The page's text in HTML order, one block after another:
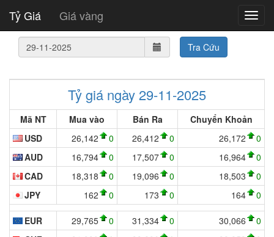
Tỷ Giá Giá vàng
Tra Cứu
Tỷ giá ngày 29-11-2025
Mã NT Mua vào Bán Ra
Chuyển Khoản
USD
26,142 0 26,412 0 26,172
0
AUD
16,794 0 17,507 0 16,964
0
CAD
18,318 0 19,096 0 18,503
0
JPY
162 0 173 0 164 0
EUR 29,765 0 31,334 0 30,066
0